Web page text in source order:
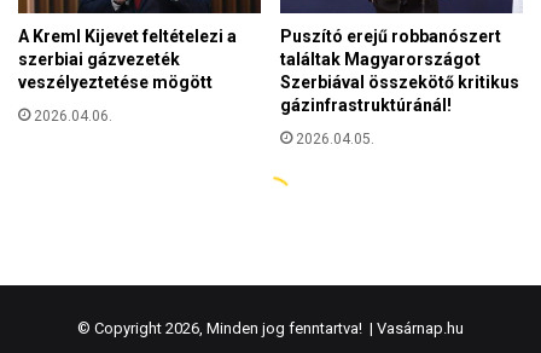
© Copyright 2026, Minden jog fenntartva! | Vasárnap.hu